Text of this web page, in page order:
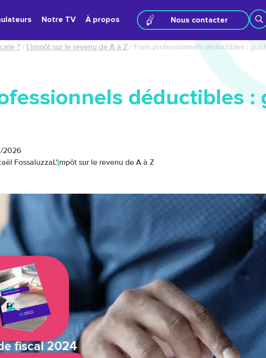
Notre TV À propos Nous contacter
? / L'impôt sur le revenu de A à Z / Frais professionnels déductibles :
déductibles :
2026
FossaluzzaL'impôt sur le revenu de A à Z
fiscal 2024